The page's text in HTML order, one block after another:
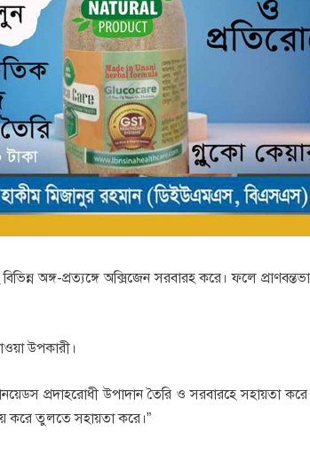
অঙ্গ-প্রত্যঙ্গে অক্সিজেন সরবারহ করে। ফলে
উপকারী।
প্রদাহরোধী উপাদান তৈরি ও সরবারহে সহায়তা
করে তুলতে সহায়তা করে।”